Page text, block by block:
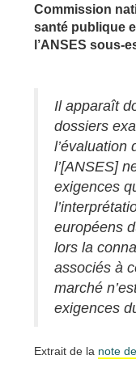
Commission
santé publique
l’ANSES sous-
Il apparaît
dossiers
l’évaluation
l’[ANSES]
exigences
européens
lors la
associés à
marché
exigences
Extrait de la note